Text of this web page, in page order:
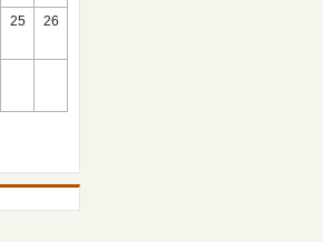
館
25 26